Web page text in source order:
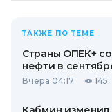
ТАКЖЕ ПО ТЕМЕ
Страны ОПЕК+
нефти в
Вчера 04:17 145